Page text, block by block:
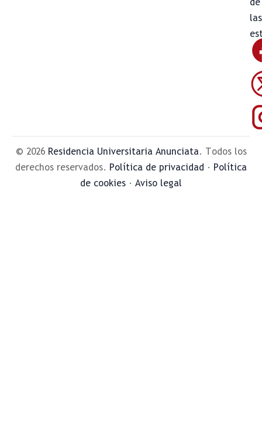
las
© 2026 Residencia Universitaria Anunciata. Todos los
derechos reservados. Política de privacidad · Política
de cookies · Aviso legal